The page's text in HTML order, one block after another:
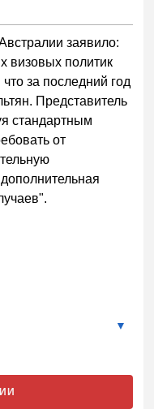
заявило:
визовых политик
за последний год
Представитель
стандартным
от